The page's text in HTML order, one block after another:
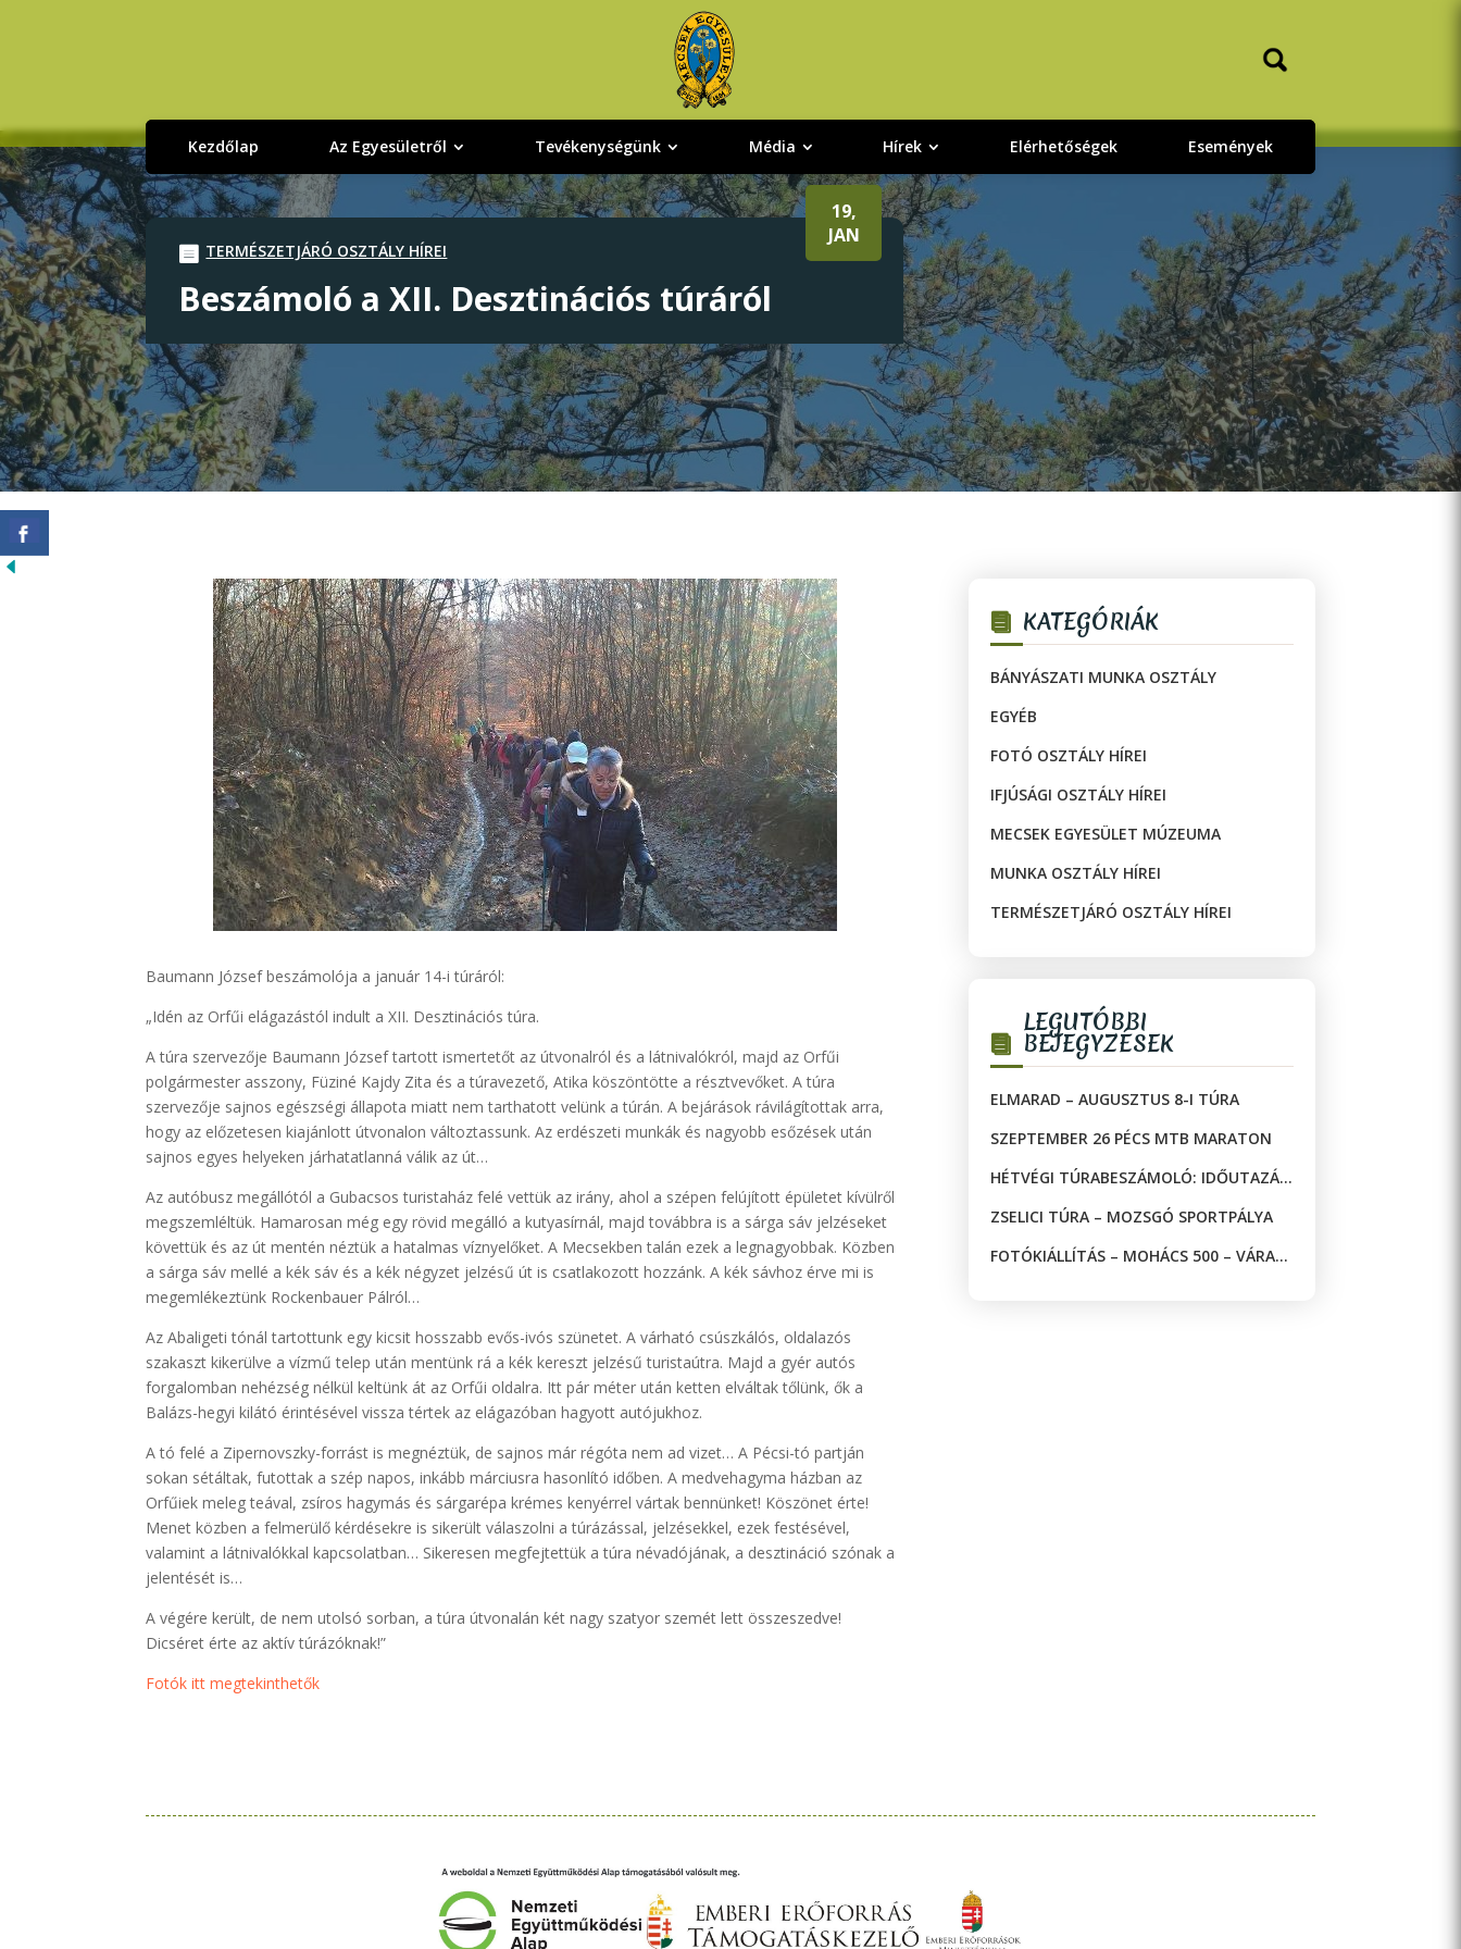
Kezdőlap Az Egyesületről Tevékenységünk Média Hírek Elérhetőségek Események
19,
JAN
TERMÉSZETJÁRÓ OSZTÁLY HÍREI
Beszámoló a XII. Desztinációs túráról
Baumann József beszámolója a január 14-i túráról:
„Idén az Orfűi elágazástól indult a XII. Desztinációs túra.
A túra szervezője Baumann József tartott ismertetőt az útvonalról és a látnivalókról, majd az Orfűi
polgármester asszony, Füziné Kajdy Zita és a túravezető, Atika köszöntötte a résztvevőket. A túra
szervezője sajnos egészségi állapota miatt nem tarthatott velünk a túrán. A bejárások rávilágítottak arra,
hogy az előzetesen kiajánlott útvonalon változtassunk. Az erdészeti munkák és nagyobb esőzések után
sajnos egyes helyeken járhatatlanná válik az út…
Az autóbusz megállótól a Gubacsos turistaház felé vettük az irány, ahol a szépen felújított épületet kívülről
megszemléltük. Hamarosan még egy rövid megálló a kutyasírnál, majd továbbra is a sárga sáv jelzéseket
követtük és az út mentén néztük a hatalmas víznyelőket. A Mecsekben talán ezek a legnagyobbak. Közben
a sárga sáv mellé a kék sáv és a kék négyzet jelzésű út is csatlakozott hozzánk. A kék sávhoz érve mi is
megemlékeztünk Rockenbauer Pálról…
Az Abaligeti tónál tartottunk egy kicsit hosszabb evős-ivós szünetet. A várható csúszkálós, oldalazós
szakaszt kikerülve a vízmű telep után mentünk rá a kék kereszt jelzésű turistaútra. Majd a gyér autós
forgalomban nehézség nélkül keltünk át az Orfűi oldalra. Itt pár méter után ketten elváltak tőlünk, ők a
Balázs-hegyi kilátó érintésével vissza tértek az elágazóban hagyott autójukhoz.
A tó felé a Zipernovszky-forrást is megnéztük, de sajnos már régóta nem ad vizet… A Pécsi-tó partján
sokan sétáltak, futottak a szép napos, inkább márciusra hasonlító időben. A medvehagyma házban az
Orfűiek meleg teával, zsíros hagymás és sárgarépa krémes kenyérrel vártak bennünket! Köszönet érte!
Menet közben a felmerülő kérdésekre is sikerült válaszolni a túrázással, jelzésekkel, ezek festésével,
valamint a látnivalókkal kapcsolatban… Sikeresen megfejtettük a túra névadójának, a desztináció szónak a
jelentését is…
A végére került, de nem utolsó sorban, a túra útvonalán két nagy szatyor szemét lett összeszedve!
Dicséret érte az aktív túrázóknak!”
Fotók itt megtekinthetők
KATEGÓRIÁK
BÁNYÁSZATI MUNKA OSZTÁLY
EGYÉB
FOTÓ OSZTÁLY HÍREI
IFJÚSÁGI OSZTÁLY HÍREI
MECSEK EGYESÜLET MÚZEUMA
MUNKA OSZTÁLY HÍREI
TERMÉSZETJÁRÓ OSZTÁLY HÍREI
LEGUTÓBBI
BEJEGYZÉSEK
ELMARAD – AUGUSZTUS 8-I TÚRA
SZEPTEMBER 26 PÉCS MTB MARATON
HÉTVÉGI TÚRABESZÁMOLÓ: IDŐUTAZÁS
ZSELICI TÚRA – MOZSGÓ SPORTPÁLYA
FOTÓKIÁLLÍTÁS – MOHÁCS 500 – VÁRAK